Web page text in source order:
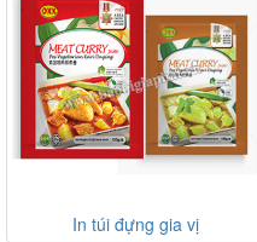
In túi đựng gia vị